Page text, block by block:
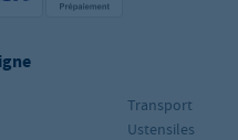
Transport
Ustensiles